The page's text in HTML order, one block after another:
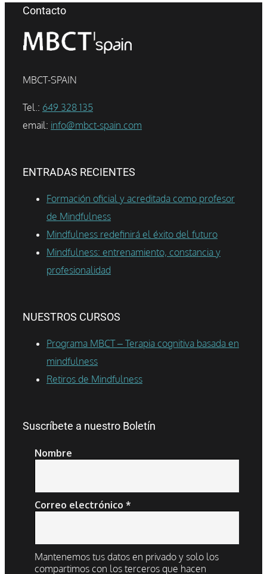
Contacto
MBCT-SPAIN
Tel.: 649 328 135
email: info@mbct-spain.com
ENTRADAS RECIENTES
Formación oficial y acreditada como profesor
de Mindfulness
Mindfulness redefinirá el éxito del futuro
Mindfulness: entrenamiento, constancia y
profesionalidad
NUESTROS CURSOS
Programa MBCT – Terapia cognitiva basada en
mindfulness
Retiros de Mindfulness
Suscríbete a nuestro Boletín
Nombre
Correo electrónico *
Mantenemos tus datos en privado y solo los
compartimos con los terceros que hacen